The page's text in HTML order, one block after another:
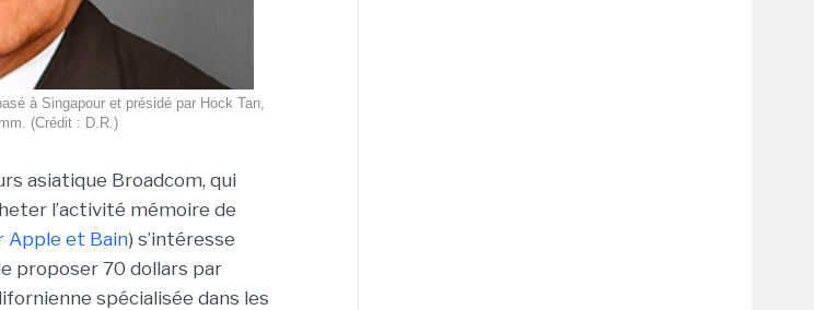
à Singapour et présidé par Hock Tan,
(Crédit : D.R.)
asiatique Broadcom, qui
l’activité mémoire de
Apple et Bain) s’intéresse
proposer 70 dollars par
spécialisée dans les